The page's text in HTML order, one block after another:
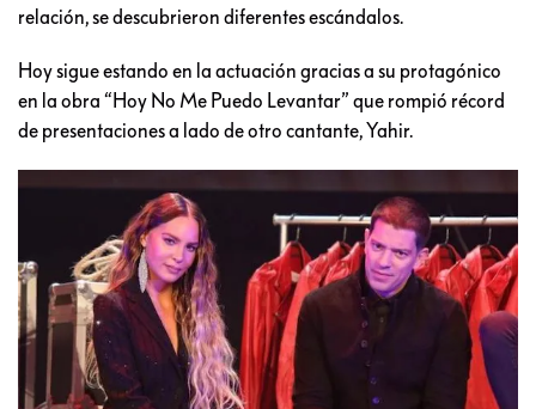
relación, se descubrieron diferentes escándalos.
Hoy sigue estando en la actuación gracias a su protagónico
en la obra “Hoy No Me Puedo Levantar” que rompió récord
de presentaciones a lado de otro cantante, Yahir.